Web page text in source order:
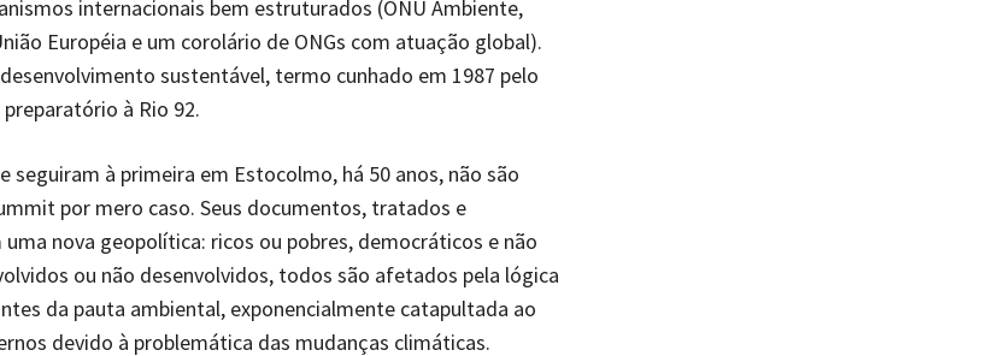
internacionais bem estruturados (ONU Ambiente,
Européia e um corolário de ONGs com atuação global).
sustentável, termo cunhado em 1987 pelo
à Rio 92.
seguiram à primeira em Estocolmo, há 50 anos, não são
por mero caso. Seus documentos, tratados e
nova geopolítica: ricos ou pobres, democráticos e não
ou não desenvolvidos, todos são afetados pela lógica
da pauta ambiental, exponencialmente catapultada ao
devido à problemática das mudanças climáticas.